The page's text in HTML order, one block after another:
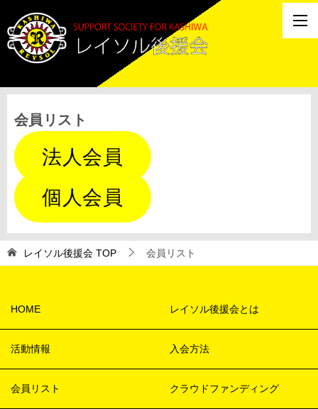
会員リスト
法人会員
個人会員
レイソル後援会 TOP 会員リスト
HOME レイソル後援会とは
活動情報 入会方法
会員リスト クラウドファンディング